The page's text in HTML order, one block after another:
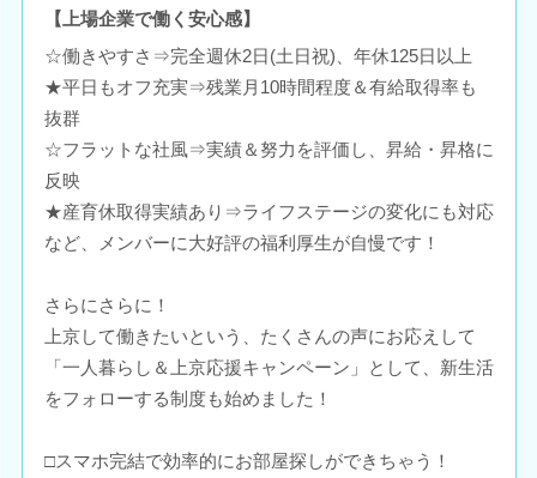
【上場企業で働く安心感】
☆働きやすさ⇒完全週休2日(土日祝)、年休125日以上
★平日もオフ充実⇒残業月10時間程度＆有給取得率も
抜群
☆フラットな社風⇒実績＆努力を評価し、昇給・昇格に
反映
★産育休取得実績あり⇒ライフステージの変化にも対応
など、メンバーに大好評の福利厚生が自慢です！
さらにさらに！
上京して働きたいという、たくさんの声にお応えして
「一人暮らし＆上京応援キャンペーン」として、新生活
をフォローする制度も始めました！
□スマホ完結で効率的にお部屋探しができちゃう！